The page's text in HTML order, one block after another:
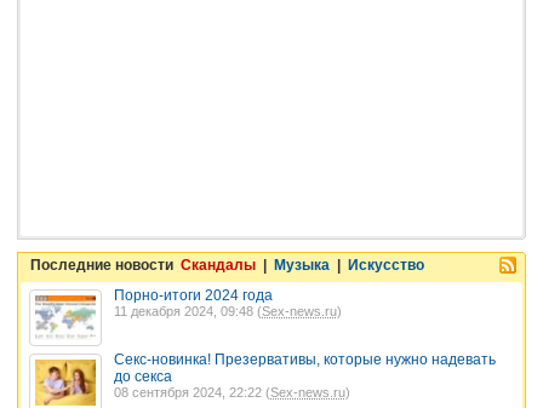
Последние новости Скандалы | Музыка | Искусство
Порно-итоги 2024 года
11 декабря 2024, 09:48 (Sex-news.ru)
Секс-новинка! Презервативы, которые нужно надевать
до секса
08 сентября 2024, 22:22 (Sex-news.ru)